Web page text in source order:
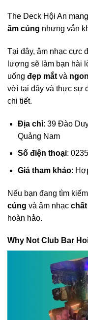
The Deck Hội An
ấm cúng nhưng vẫn
Tại đây, âm nhạc cực
lượng sẽ làm bạn hài
uống đẹp mắt và
vời tại đây và thực sự
chi tiết.
Địa chỉ: 39 Đào
Quảng Nam
Số điện thoại:
Giá tham khảo:
Nếu bạn đang tìm
cúng và âm nhạc
hoàn hảo.
Why Not Club Bar